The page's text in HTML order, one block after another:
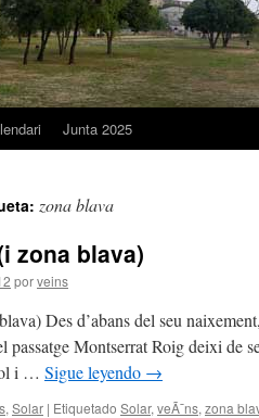
Junta 2025
zona blava
zona blava)
porveins
Des d’abans del seu
passatge Montserrat Roig deixi de
i … Sigue leyendo →
, Solar | Etiquetado Solar, veÃ¯ns, zona